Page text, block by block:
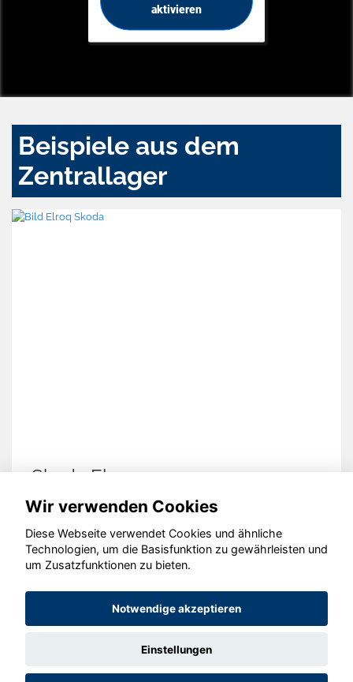
aktivieren
Beispiele aus dem
Zentrallager
Skoda Elroq
© konjunkturmotor.de GmbH 2020 - 2026
Wir verwenden Cookies
Diese Webseite verwendet Cookies und ähnliche
Technologien, um die Basisfunktion zu gewährleisten und
um Zusatzfunktionen zu bieten.
Notwendige akzeptieren
Einstellungen